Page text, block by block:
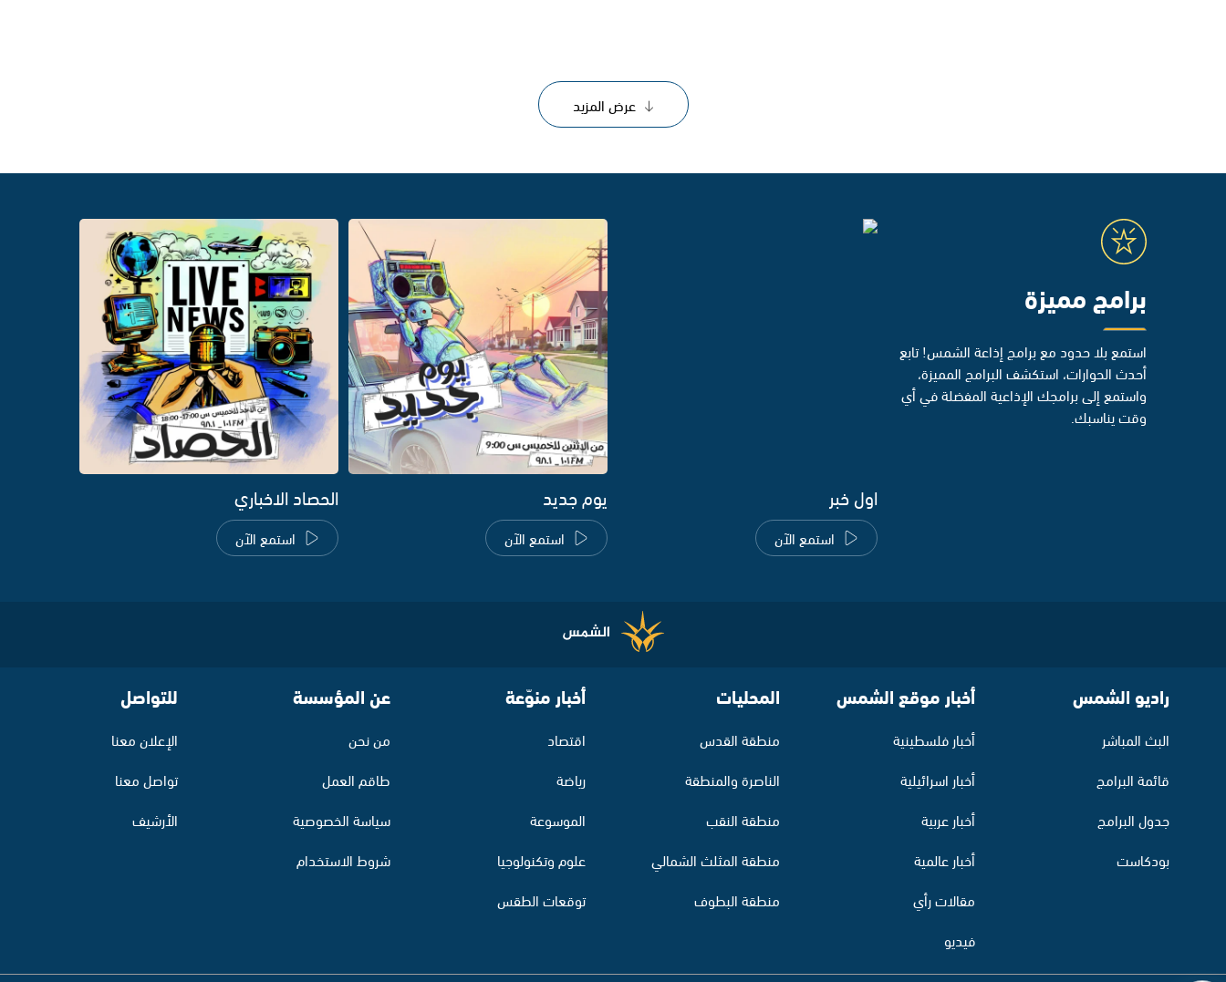
عرض المزيد
برامج مميزة
استمع بلا حدود مع برامج إذاعة الشمس! تابع
أحدث الحوارات، استكشف البرامج المميزة،
واستمع إلى برامجك الإذاعية المفضلة في أي
وقت يناسبك.
اول خبر
استمع الآن
يوم جديد
استمع الآن
الحصاد الاخباري
استمع الآن
راديو الشمس
البث المباشر
قائمة البرامج
جدول البرامج
بودكاست
أخبار موقع الشمس
أخبار فلسطينية
أخبار اسرائيلية
أخبار عربية
أخبار عالمية
مقالات رأي
فيديو
المحليات
منطقة القدس
الناصرة والمنطقة
منطقة النقب
منطقة المثلث الشمالي
منطقة البطوف
أخبار منوّعة
اقتصاد
رياضة
الموسوعة
علوم وتكنولوجيا
توقعات الطقس
عن المؤسسة
من نحن
طاقم العمل
سياسة الخصوصية
شروط الاستخدام
للتواصل
الإعلان معنا
تواصل معنا
الأرشيف